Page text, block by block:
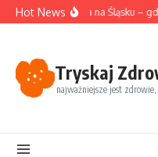
Przejdź do treści
Hot News
Akupunktura na Śląsku –
Tryskaj
najważniejsze jest zdrowie,